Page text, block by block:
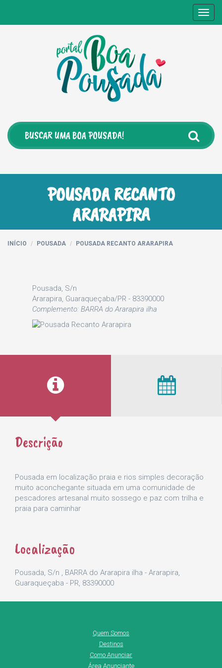
POUSADA RECANTO
ARARAPIRA
INÍCIO POUSADA POUSADA RECANTO ARARAPIRA
Pousada, S/n
Ararapira, Guaraqueçaba/PR - 83390000
Complemento: BARRA do Ararapira ilha
Descrição
Pousada em localização praia e rios simples decoração
muito aconchegante situada em uma comunidade de
pescadores artesanal muito sossego e paz com trilha e
praia para caminhar
Localização
Pousada, S/n , BARRA do Ararapira ilha - Ararapira,
Guaraqueçaba - PR, 83390000
Quem Somos
Destinos
Como Anunciar
Área Anunciante